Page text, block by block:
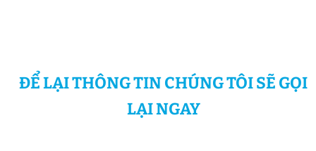
ĐỂ LẠI THÔNG TIN CHÚNG TÔI SẼ GỌI
LẠI NGAY